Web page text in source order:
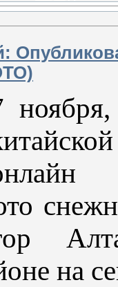
ноября,
на